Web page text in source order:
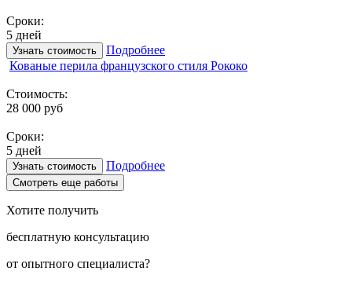
Сроки:
5 дней
Узнать стоимость
Подробнее
Кованые перила французского стиля Рококо
Стоимость:
28 000 руб
Сроки:
5 дней
Узнать стоимость Подробнее
Смотреть еще работы
Хотите получить
бесплатную консультацию
от опытного специалиста?